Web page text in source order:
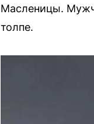
Масленицы.
толпе.